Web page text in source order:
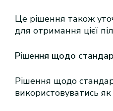
Це рішення також
для отримання цієї
Рішення щодо
Рішення щодо
використовуватись